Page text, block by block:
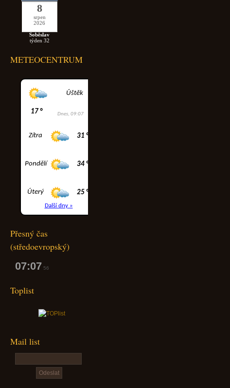
8
srpen
2026
Soběslav
týden 32
METEOCENTRUM
Přesný čas
(středoevropský)
07:07 57
Toplist
Mail list